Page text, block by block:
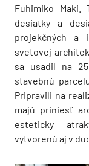
Fuhimiko
desiatky a
projekčných a
svetovej
sa usadil na
stavebnú
Pripravili na
majú priniesť
esteticky
vytvorenú aj v